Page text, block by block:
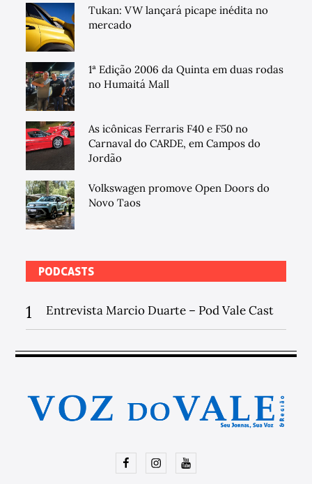
Tukan: VW lançará picape inédita no
mercado
1ª Edição 2006 da Quinta em duas rodas
no Humaitá Mall
As icônicas Ferraris F40 e F50 no
Carnaval do CARDE, em Campos do
Jordão
Volkswagen promove Open Doors do
Novo Taos
PODCASTS
1 Entrevista Marcio Duarte – Pod Vale Cast
FacebookInstagramYoutube